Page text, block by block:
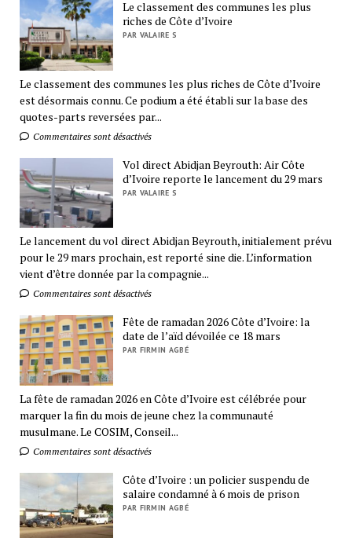
Le classement des communes les plus
riches de Côte d’Ivoire
PAR VALAIRE S
Le classement des communes les plus riches de Côte d’Ivoire
est désormais connu. Ce podium a été établi sur la base des
quotes-parts reversées par...
Commentaires sont désactivés
Vol direct Abidjan Beyrouth: Air Côte
d’Ivoire reporte le lancement du 29 mars
PAR VALAIRE S
Le lancement du vol direct Abidjan Beyrouth, initialement prévu
pour le 29 mars prochain, est reporté sine die. L’information
vient d’être donnée par la compagnie...
Commentaires sont désactivés
Fête de ramadan 2026 Côte d’Ivoire: la
date de l’aïd dévoilée ce 18 mars
PAR FIRMIN AGBÉ
La fête de ramadan 2026 en Côte d’Ivoire est célébrée pour
marquer la fin du mois de jeune chez la communauté
musulmane. Le COSIM, Conseil...
Commentaires sont désactivés
Côte d’Ivoire : un policier suspendu de
salaire condamné à 6 mois de prison
PAR FIRMIN AGBÉ